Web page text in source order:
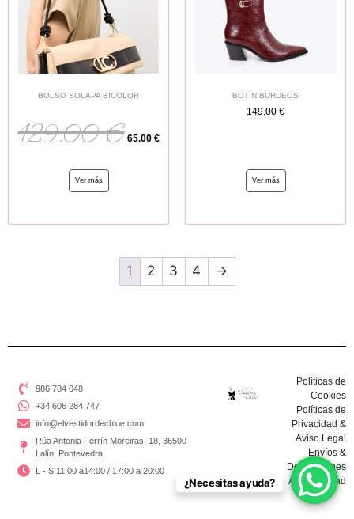
BOLSO SOLAPA BICOLOR
129.00€ 65.00 €
Ver más
BOTÍN BURDEOS
149.00 €
Ver más
1 2 3 4 →
986 784 048
+34 606 284 747
info@elvestidordechloe.com
Rúa Antonia Ferrín Moreiras, 18, 36500
Lalín, Pontevedra
L - S 11:00 a14:00 / 17:00 a 20:00
Políticas de
Cookies
Políticas de
Privacidad &
Aviso Legal
Envíos &
Devoluciones
Accesibilidad
¿Necesitas ayuda?